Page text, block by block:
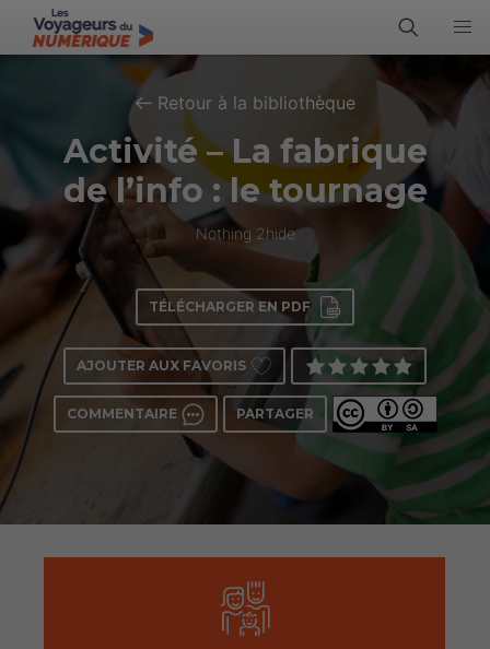
Retour à la bibliothèque
Activité – La fabrique
de l’info : le tournage
Nothing 2hide
TÉLÉCHARGER EN PDF
AJOUTER AUX FAVORIS
COMMENTAIRE PARTAGER